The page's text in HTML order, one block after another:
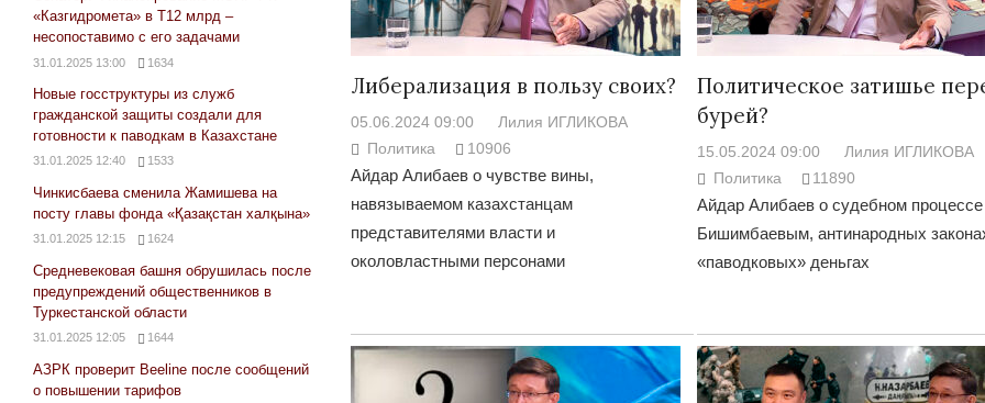
Либерализация в пользу своих?
05.06.2024 09:00
Лилия ИГЛИКОВА
Политика
10906
Айдар Алибаев о чувстве вины,
навязываемом казахстанцам
представителями власти и
околовластными персонами
Политическое затишье
бурей?
15.05.2024 09:00
Лилия ИГЛИКОВА
Политика
11890
Айдар Алибаев о судебном
Бишимбаевым, антинародных
«паводковых» деньгах
«Казгидромета» в Т12 млрд –
несопоставимо с его задачами
31.01.2025 13:00 1634
Новые госструктуры из служб
гражданской защиты создали для
готовности к паводкам в Казахстане
31.01.2025 12:40 1533
Чинкисбаева сменила Жамишева на
посту главы фонда «Қазақстан халқына»
31.01.2025 12:15 1624
Средневековая башня обрушилась после
предупреждений общественников в
Туркестанской области
31.01.2025 12:05 1644
АЗРК проверит Beeline после сообщений
о повышении тарифов
Война Миров.
08.11.2024